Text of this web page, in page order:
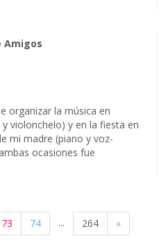
Amigos
organizar la música en
violonchelo) y en la fiesta en
mi madre (piano y voz-
ocasiones fue
73 74 ... 264 »